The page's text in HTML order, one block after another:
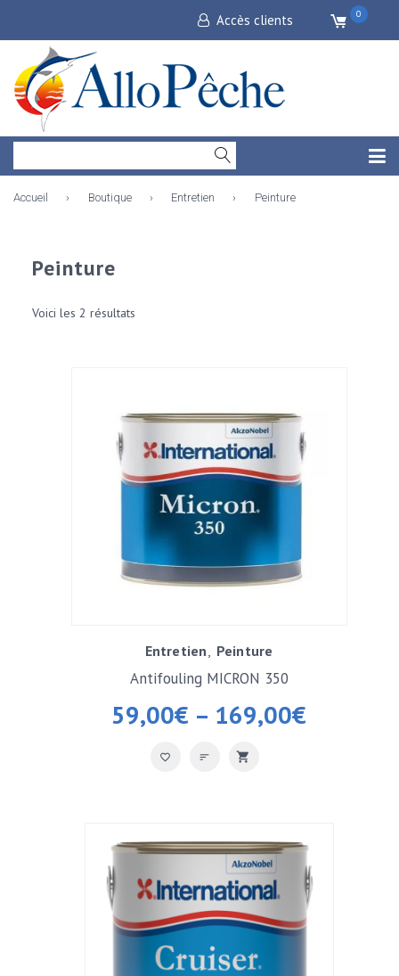
Accès clients 0
Accueil › Boutique › Entretien › Peinture
Peinture
Voici les 2 résultats
Entretien Peinture
59,00€ – 169,00€
Antifouling MICRON 350